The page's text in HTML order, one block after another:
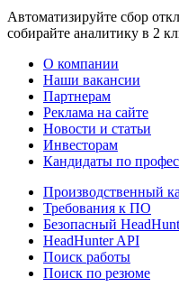
Автоматизируйте сбор
собирайте аналитику в 2
О компании
Наши вакансии
Партнерам
Реклама на сайте
Новости и статьи
Инвесторам
Кандидаты по
Производственный
Требования к ПО
Безопасный
HeadHunter API
Поиск работы
Поиск по резюме